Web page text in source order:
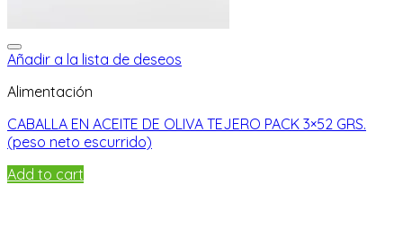
Añadir a la lista de deseos
Alimentación
CABALLA EN ACEITE DE OLIVA TEJERO PACK 3×52 GRS.
(peso neto escurrido)
Add to cart